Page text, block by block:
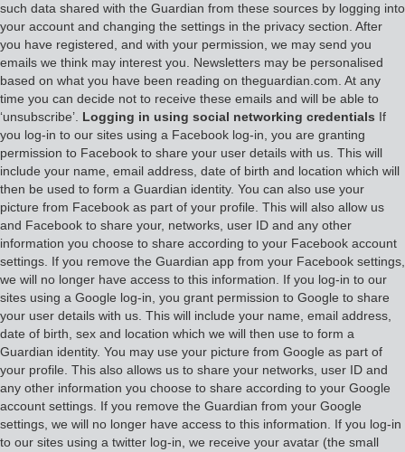
such data shared with the Guardian from these sources by logging into
your account and changing the settings in the privacy section. After
you have registered, and with your permission, we may send you
emails we think may interest you. Newsletters may be personalised
based on what you have been reading on theguardian.com. At any
time you can decide not to receive these emails and will be able to
‘unsubscribe’. Logging in using social networking credentials If
you log-in to our sites using a Facebook log-in, you are granting
permission to Facebook to share your user details with us. This will
include your name, email address, date of birth and location which will
then be used to form a Guardian identity. You can also use your
picture from Facebook as part of your profile. This will also allow us
and Facebook to share your, networks, user ID and any other
information you choose to share according to your Facebook account
settings. If you remove the Guardian app from your Facebook settings,
we will no longer have access to this information. If you log-in to our
sites using a Google log-in, you grant permission to Google to share
your user details with us. This will include your name, email address,
date of birth, sex and location which we will then use to form a
Guardian identity. You may use your picture from Google as part of
your profile. This also allows us to share your networks, user ID and
any other information you choose to share according to your Google
account settings. If you remove the Guardian from your Google
settings, we will no longer have access to this information. If you log-in
to our sites using a twitter log-in, we receive your avatar (the small